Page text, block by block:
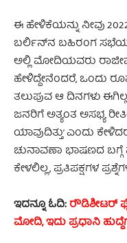
ಈ ಹೇಳಿಕೆಯನ್ನು ನೀವು
ಬರ್ಲಿನ್‌ನ ಬಹಿರಂಗ
ಅಲ್ಲಿ ಮೋದಿಯವರು ರಾಜೀವ್
ಹೇಳಿದ್ದೇನೆಂದರೆ, ಒಂದು
ತಲುಪುವ ಆ ದಿನಗಳು
ಜನರಿಗೆ ಅತ್ಯಂತ ಅಸಭ್ಯ
ಯಾವುದಿತ್ತು’ ಎಂದು
ಚುನಾವಣಾ ಭಾಷಣದ
ಕೇಳಲಿಲ್ಲ, ಪ್ರತಿಪಕ್ಷಗಳ
ಇದನ್ನೂ ಓದಿ:ರೌಡಿಶೀಟರ್
ಮೋದಿ, ಇದು ಪ್ರಧಾನಿ